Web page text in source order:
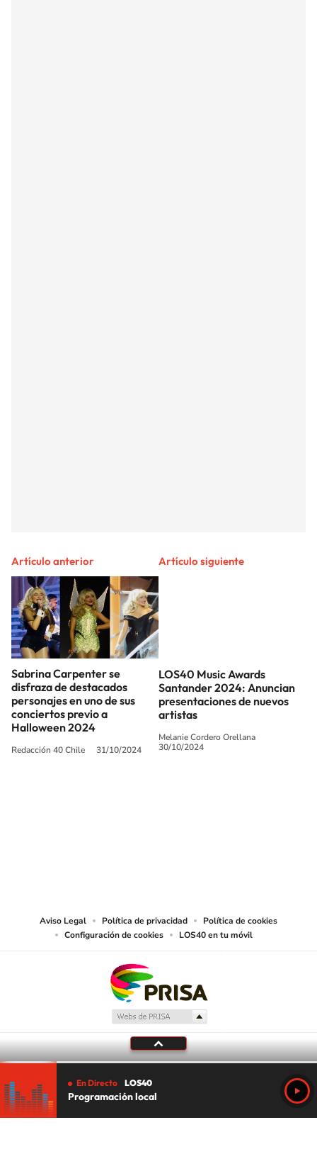
Artículo anterior
Sabrina Carpenter se
disfraza de destacados
personajes en uno de sus
conciertos previo a
Halloween 2024
Redacción 40 Chile 31/10/2024
Artículo siguiente
LOS40 Music Awards
Santander 2024: Anuncian
presentaciones de nuevos
artistas
Melanie Cordero Orellana
30/10/2024
Aviso Legal Política de privacidad
Política de cookies
Configuración de cookies
LOS40 en tu móvil
En Directo LOS40
Programación local